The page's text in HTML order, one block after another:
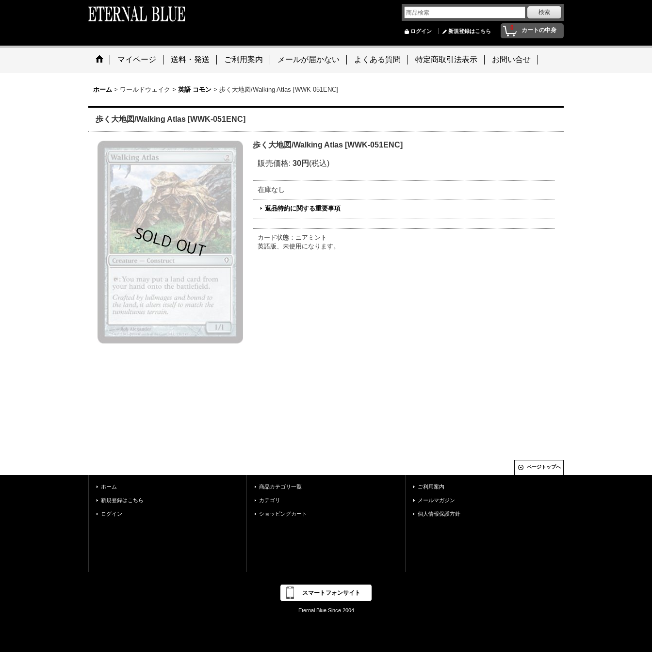
0 カートの中身
ログイン 新規登録はこちら
マイページ 送料・発送 ご利用案内 メールが届かない よくある質問 特定商取引法表示 お問い合せ
ホーム > ワールドウェイク > 英語 コモン > 歩く大地図/Walking Atlas [WWK-051ENC]
歩く大地図/Walking Atlas [WWK-051ENC]
歩く大地図/Walking Atlas [WWK-051ENC]
販売価格: 30円 (税込)
在庫なし
返品特約に関する重要事項
カード状態：ニアミント
英語版、未使用になります。
ページトップへ
ホーム
新規登録はこちら
ログイン
商品カテゴリ一覧
カテゴリ
ショッピングカート
ご利用案内
メールマガジン
個人情報保護方針
スマートフォンサイト
Eternal Blue Since 2004